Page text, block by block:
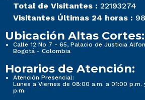
Total de Visitantes : 22193274
Visitantes Últimas 24 horas :
Ubicación Altas Cortes:
Calle 12 No 7 - 65, Palacio de Justicia
Bogotá - Colombia
Horarios de Atención:
Atención Presencial:
Lunes a Viernes de 08:00 a.m. a 01:00
p.m.